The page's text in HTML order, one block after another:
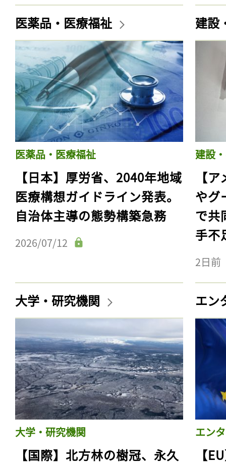
医薬品・医療福祉
医薬品・医療福祉
【日本】厚労省、2040年地域
医療構想ガイドライン発表。
自治体主導の態勢構築急務
2026/07/12
建設
建設
【
やグ
で共
手不
2日前
大学・研究機関
大学・研究機関
【国際】北方林の樹冠、永久
エン
エン
【